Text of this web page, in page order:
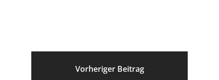
Vorheriger Beitrag